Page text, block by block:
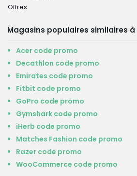
Offres
Magasins populaires similaires
Acer code promo
Decathlon code promo
Emirates code promo
Fitbit code promo
GoPro code promo
Gymshark code promo
iHerb code promo
Matches Fashion code promo
Razer code promo
WooCommerce code promo